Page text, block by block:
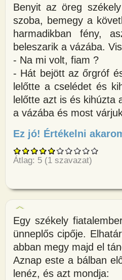
Benyit az öreg
szoba, bemegy a
harmadikban fény,
beleszarik a vázába.
- Na mi volt, fiam ?
- Hát bejött az őrgróf
lelőtte a cselédet és
lelőtte azt is és kihúzta
a vázába és most
Ez jó! Értékelni
Átlag: 5 (1 szavazat)
Egy székely
ünneplős cipője.
abban megy majd el
Aznap este a bálban
lenéz, és azt mondja: